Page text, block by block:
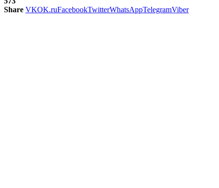
Share VKOK.ruFacebookTwitterWhatsAppTelegramViber